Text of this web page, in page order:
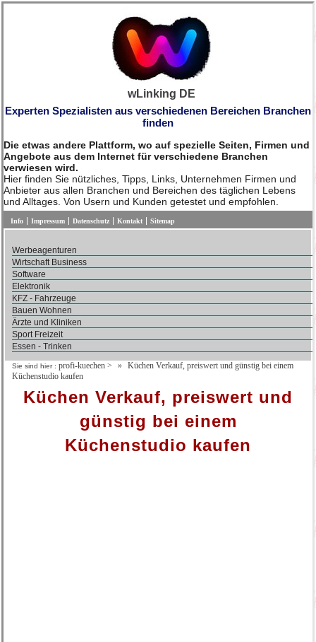
wLinking DE
Experten Spezialisten aus verschiedenen Bereichen Branchen
finden
Die etwas andere Plattform, wo auf spezielle Seiten, Firmen und
Angebote aus dem Internet für verschiedene Branchen
verwiesen wird.
Hier finden Sie nützliches, Tipps, Links, Unternehmen Firmen und
Anbieter aus allen Branchen und Bereichen des täglichen Lebens
und Alltages. Von Usern und Kunden getestet und empfohlen.
Info Impressum Datenschutz Kontakt Sitemap
Werbeagenturen
Wirtschaft Business
Software
Elektronik
KFZ - Fahrzeuge
Bauen Wohnen
Ärzte und Kliniken
Sport Freizeit
Essen - Trinken
Sie sind hier : profi-kuechen >
Küchen Verkauf, preiswert und günstig bei einem
Küchenstudio kaufen
Küchen Verkauf, preiswert und
günstig bei einem
Küchenstudio kaufen